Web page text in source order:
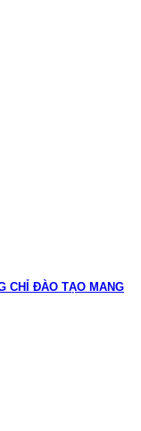
CHỈ ĐÀO TẠO MANG